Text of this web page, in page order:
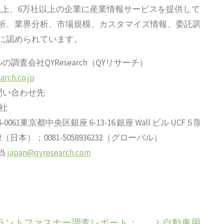
、6万社以上の企業に産業情報サービスを提供して
、業界分析、市場規模、カスタマイズ情報、委託
認められています。
調査会社QYResearch（QYリサーチ）
合わせ先
東京都中央区銀座 6-13-16 銀座 Wall ビル UCF５
日本）；0081-5058936232（グローバル）
japan@qyresearch.com